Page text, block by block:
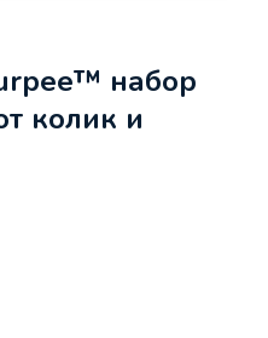
набор
колик и